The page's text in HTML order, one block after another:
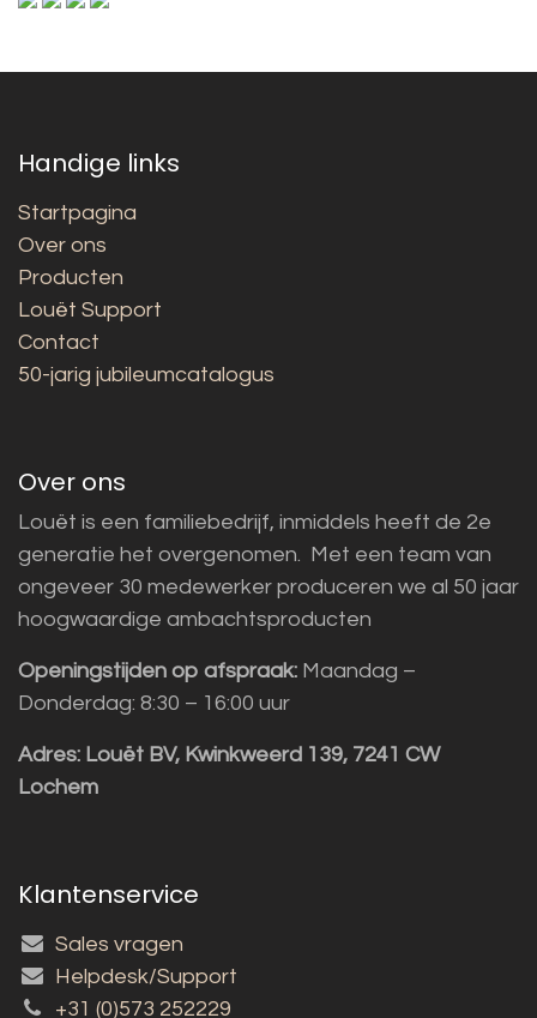
Handige links
Startpagina
Over ons
Producten
Louët Support
Contact
50-jarig jubileumcatalogus
Over ons
Louët is een familiebedrijf, inmiddels heeft de 2e
generatie het overgenomen. Met een team van
ongeveer 30 medewerker produceren we al 50 jaar
hoogwaardige ambachtsproducten
Openingstijden op afspraak: Maandag –
Donderdag: 8:30 – 16:00 uur
Adres: Louët BV, Kwinkweerd 139, 7241 CW
Lochem
Klantenservice
Sales vragen
Helpdesk/Support
+31 (0)573 252229